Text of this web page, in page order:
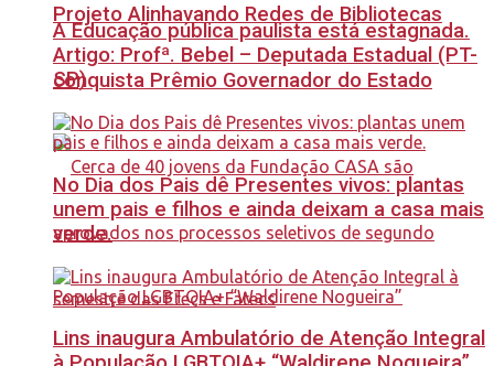
Projeto Alinhavando Redes de Bibliotecas
conquista Prêmio Governador do Estado
A Educação pública paulista está estagnada.
Artigo: Profª. Bebel – Deputada Estadual (PT-
SP)
No Dia dos Pais dê Presentes vivos: plantas
unem pais e filhos e ainda deixam a casa mais
verde.
Lins inaugura Ambulatório de Atenção Integral